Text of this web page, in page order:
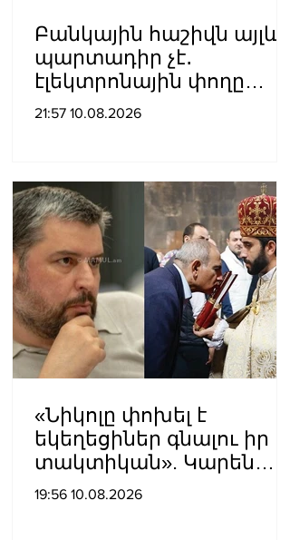
Բանկային հաշիվն այլևս
պարտադիր չէ․
էլեկտրոնային փողը
դառնում է ավելի
21:57 10.08.2026
«Նիկոլը փոխել է
եկեղեցիներ գնալու իր
տակտիկան». Կարեն
Վրթանեսյան
19:56 10.08.2026